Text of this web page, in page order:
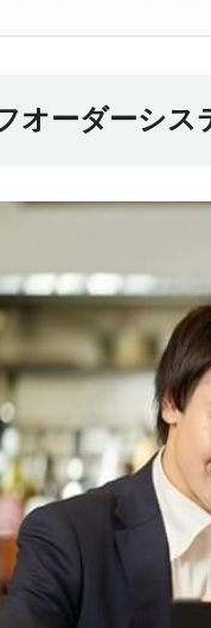
オーダーシス